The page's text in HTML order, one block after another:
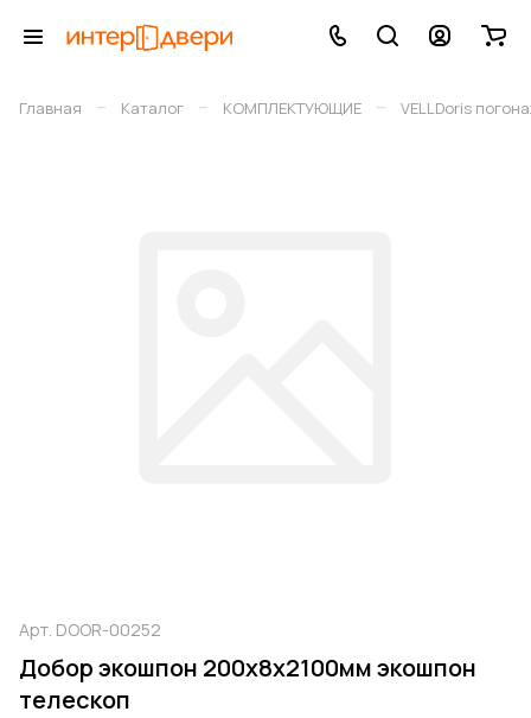
Главная – Каталог – КОМПЛЕКТУЮЩИЕ – VELLDoris
Арт. DOOR-00252
Добор экошпон 200х8х2100мм экошпон
телескоп